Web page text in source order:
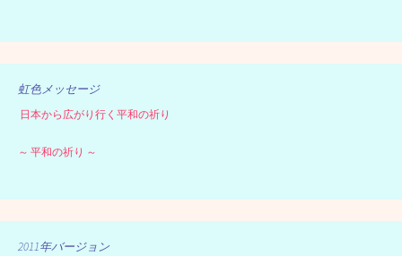
虹色メッセージ
日本から広がり行く平和の祈り
～ 平和の祈り ～
2011年バージョン